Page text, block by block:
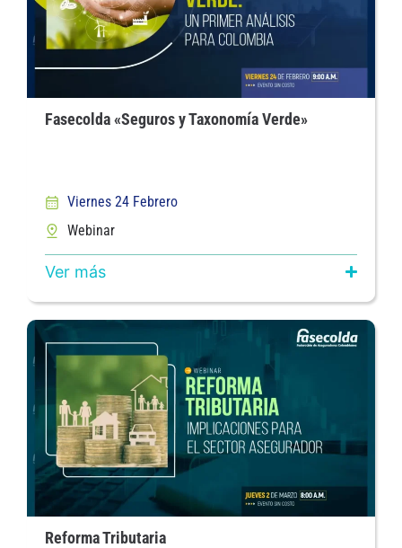
Fasecolda «Seguros y Taxonomía Verde»
Viernes 24 Febrero
Webinar
Ver más
Reforma Tributaria